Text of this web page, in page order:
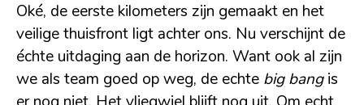
Oké, de eerste kilometers zijn gemaakt en het
veilige thuisfront ligt achter ons. Nu verschijnt de
échte uitdaging aan de horizon. Want ook al zijn
we als team goed op weg, de echte big bangis